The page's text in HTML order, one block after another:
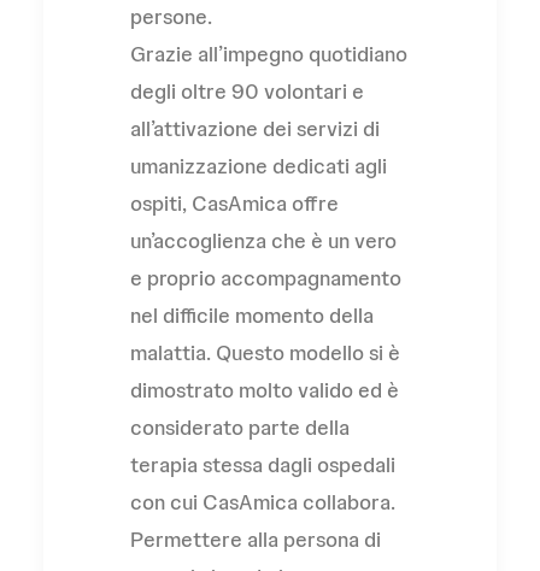
persone.
Grazie all’impegno quotidiano
degli oltre 90 volontari e
all’attivazione dei servizi di
umanizzazione dedicati agli
ospiti, CasAmica offre
un’accoglienza che è un vero
e proprio accompagnamento
nel difficile momento della
malattia. Questo modello si è
dimostrato molto valido ed è
considerato parte della
terapia stessa dagli ospedali
con cui CasAmica collabora.
Permettere alla persona di